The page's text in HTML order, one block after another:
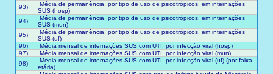
93)
Média de permanência, por tipo de uso de psicotrópicos, em internações
SUS (hosp)
94)
Média de permanência, por tipo de uso de psicotrópicos, em internações
SUS (mun)
95)
Média de permanência, por tipo de uso de psicotrópicos, em internações
SUS (uf)
96)
Média mensal de internações SUS com UTI, por infecção viral (hosp)
97)
Média mensal de internações SUS com UTI, por infecção viral (mun)
98)
Média mensal de internações SUS com UTI, por infecção viral (uf) (por faixa
etária)